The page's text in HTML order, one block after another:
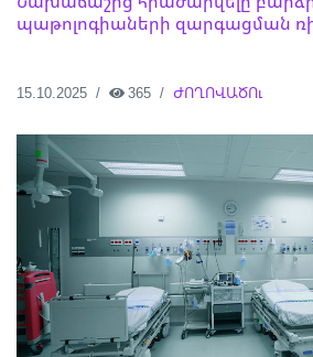
պաթոլոգիաների զարգացման
15.10.2025 365 ԺՈՂՈՎԱԾՈւ